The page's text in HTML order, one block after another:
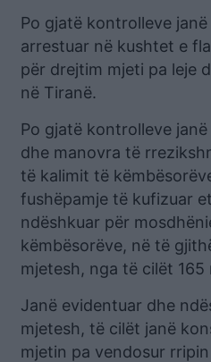
Po gjatë kontrolleve
arrestuar në kushtet e
për drejtim mjeti pa leje
në Tiranë.
Po gjatë kontrolleve
dhe manovra të
të kalimit të
fushëpamje të kufizuar
ndëshkuar për
këmbësorëve, në të
mjetesh, nga të cilët 165
Janë evidentuar dhe
mjetesh, të cilët janë
mjetin pa vendosur